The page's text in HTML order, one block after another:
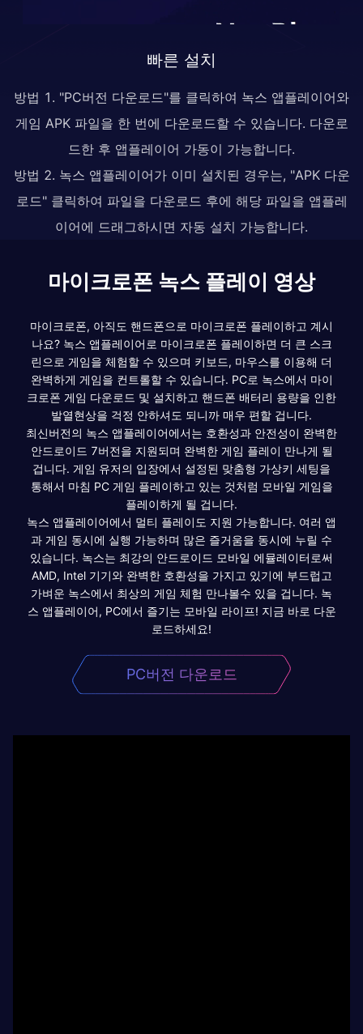
빠른 설치
방법 1. "PC버전 다운로드"를 클릭하여 녹스 앱플레이어와
게임 APK 파일을 한 번에 다운로드할 수 있습니다. 다운로
드한 후 앱플레이어 가동이 가능합니다.
방법 2. 녹스 앱플레이어가 이미 설치된 경우는, "APK 다운
로드" 클릭하여 파일을 다운로드 후에 해당 파일을 앱플레
이어에 드래그하시면 자동 설치 가능합니다.
마이크로폰 녹스 플레이 영상
마이크로폰, 아직도 핸드폰으로 마이크로폰 플레이하고 계시
나요? 녹스 앱플레이어로 마이크로폰 플레이하면 더 큰 스크
린으로 게임을 체험할 수 있으며 키보드, 마우스를 이용해 더
완벽하게 게임을 컨트롤할 수 있습니다. PC로 녹스에서 마이
크로폰 게임 다운로드 및 설치하고 핸드폰 배터리 용량을 인한
발열현상을 걱정 안하셔도 되니까 매우 편할 겁니다.
최신버전의 녹스 앱플레이어에서는 호환성과 안전성이 완벽한
안드로이드 7버전을 지원되며 완벽한 게임 플레이 만나게 될
겁니다. 게임 유저의 입장에서 설정된 맞춤형 가상키 세팅을
통해서 마침 PC 게임 플레이하고 있는 것처럼 모바일 게임을
플레이하게 될 겁니다.
녹스 앱플레이어에서 멀티 플레이도 지원 가능합니다. 여러 앱
과 게임 동시에 실행 가능하며 많은 즐거움을 동시에 누릴 수
있습니다. 녹스는 최강의 안드로이드 모바일 에뮬레이터로써
AMD, Intel 기기와 완벽한 호환성을 가지고 있기에 부드럽고
가벼운 녹스에서 최상의 게임 체험 만나볼수 있을 겁니다. 녹
스 앱플레이어, PC에서 즐기는 모바일 라이프! 지금 바로 다운
로드하세요!
PC버전 다운로드